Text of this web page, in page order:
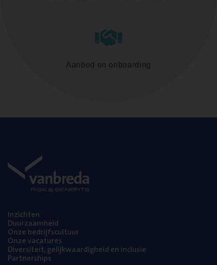
Aanbod en onboarding
Inzich­ten
Duur­zaam­heid
Onze bedrijfs­cul­tuur
Onze vaca­tu­res
Diver­si­teit, gelijk­waar­dig­heid en inclusie
Part­ner­ships